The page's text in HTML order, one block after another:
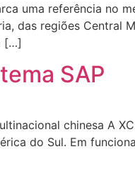
uma referência no
das regiões Central
[…]
SAP
chinesa A
do Sul. Em